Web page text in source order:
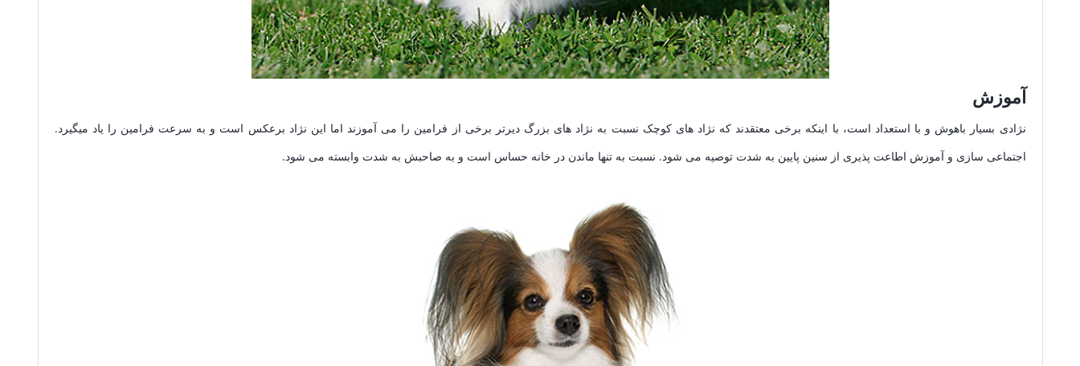
آموزش
نژادی بسیار باهوش و با استعداد است، با اینکه برخی معتقدند که نژاد های کوچک نسبت به نژاد های بزرگ دیرتر برخی از فرامین را می آموزند اما این نژاد برعکس است و به سرعت فرامین را یاد میگیرد.
اجتماعی سازی و آموزش اطاعت پذیری از سنین پایین به شدت توصیه می شود. نسبت به تنها ماندن در خانه حساس است و به صاحبش به شدت وابسته می شود.